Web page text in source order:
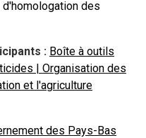
des
: Boîte à outils
| Organisation des
et l'agriculture
des Pays-Bas